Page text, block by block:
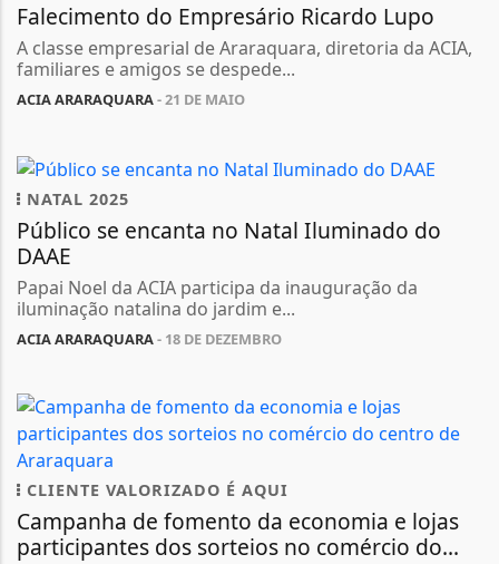
Falecimento do Empresário Ricardo Lupo
A classe empresarial de Araraquara, diretoria da ACIA,
familiares e amigos se despede...
ACIA ARARAQUARA- 21 DE MAIO
NATAL 2025
Público se encanta no Natal Iluminado do
DAAE
Papai Noel da ACIA participa da inauguração da
iluminação natalina do jardim e...
ACIA ARARAQUARA- 18 DE DEZEMBRO
CLIENTE VALORIZADO É AQUI
Campanha de fomento da economia e lojas
participantes dos sorteios no comércio do...